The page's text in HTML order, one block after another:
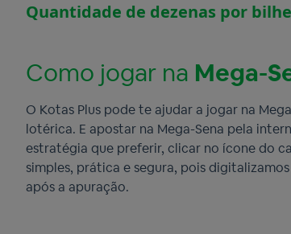
Quantidade de dezenas por
Como jogar na Mega-
O Kotas Plus pode te ajudar a jogar na
lotérica. E apostar na Mega-Sena pela
estratégia que preferir, clicar no ícone do
simples, prática e segura, pois
após a apuração.